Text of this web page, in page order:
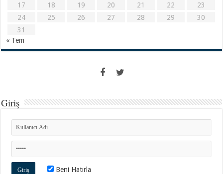
17
18 19 20 21 22
23
24
25 26 27 28 29
30
31
« Tem
Giriş
Beni Hatırla